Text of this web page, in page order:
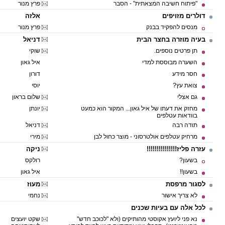
"פיתוח חשיבה המצאתית" - הסבר פרץ מנור
דולרים מזויפים אלזה
מנסים להפקיד בבנק פרץ מנור
בעיה מוזרה בחצר הבית דניאל
תן פרטים נוספים.
שוקי
השערה מבוססת למדי
איל גאון
חסר מידע
דורון
צואת עץ?
יוסי
גם אצלי
שלום בראון
מחזק את דעתו של איל גאון... המקור הוא כמעט
בוודאות עטלפים
יונתן
תודה רבה
דניאל
מרחיק עטלפים אולטרסוני - מוצר כחול לבן
מירי
עזרה פליז!!!!!!!!!!!!!!! ניקה
בשעון?
רולקס
בשעון!!
איל גאון
לסגור מרפסת מעוז
לא צריך אישור נחמי
לכל אלה עם בעיות שכנים
נא פני ליועץ אקוסטי מהותיקים (ולא "לכוכב חדש"
שקט יועצים